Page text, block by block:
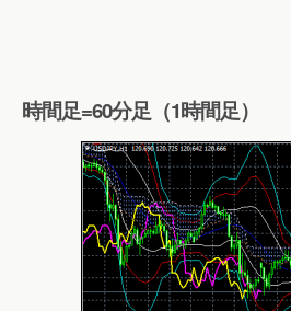
時間足=60分足（1時間足）